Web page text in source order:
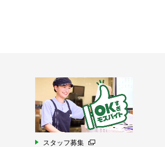
スタッフ募集